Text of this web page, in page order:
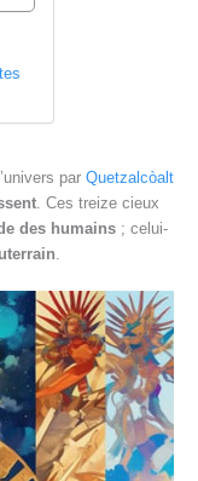
par Quetzalcòalt
. Ces treize cieux
des humains ; celui-